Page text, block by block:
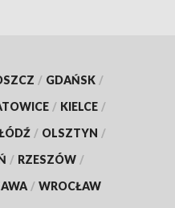
/ GDAŃSK /
/ KIELCE /
/ OLSZTYN /
/ RZESZÓW /
/ WROCŁAW